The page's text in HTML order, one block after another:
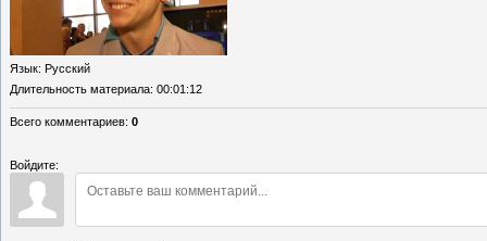
Язык: Русский
Длительность материала: 00:01:12
Всего комментариев: 0
Войдите: